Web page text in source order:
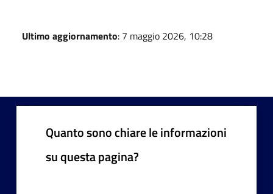
Ultimo aggiornamento: 7 maggio 2026, 10:28
Quanto sono chiare le informazioni
su questa pagina?